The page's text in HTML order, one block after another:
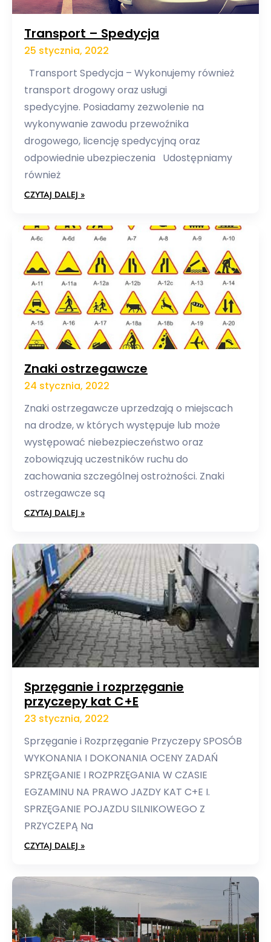
Transport – Spedycja
25 stycznia, 2022
Transport Spedycja – Wykonujemy również
transport drogowy oraz usługi
spedycyjne. Posiadamy zezwolenie na
wykonywanie zawodu przewoźnika
drogowego, licencję spedycyjną oraz
odpowiednie ubezpieczenia Udostępniamy
również
CZYTAJ DALEJ »
Znaki ostrzegawcze
24 stycznia, 2022
Znaki ostrzegawcze uprzedzają o miejscach
na drodze, w których występuje lub może
występować niebezpieczeństwo oraz
zobowiązują uczestników ruchu do
zachowania szczególnej ostrożności. Znaki
ostrzegawcze są
CZYTAJ DALEJ »
Sprzęganie i rozprzęganie
przyczepy kat C+E
23 stycznia, 2022
Sprzęganie i Rozprzęganie Przyczepy SPOSÓB
WYKONANIA I DOKONANIA OCENY ZADAŃ
SPRZĘGANIE I ROZPRZĘGANIA W CZASIE
EGZAMINU NA PRAWO JAZDY KAT C+E I.
SPRZĘGANIE POJAZDU SILNIKOWEGO Z
PRZYCZEPĄ Na
CZYTAJ DALEJ »